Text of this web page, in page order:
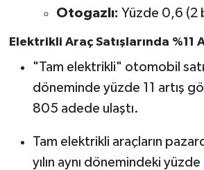
Otogazlı: Yüzde 0,6 (2
Elektrikli Araç Satışlarında %11
"Tam elektrikli" otomobil
döneminde yüzde 11 artış
805 adede ulaştı.
Tam elektrikli araçların
yılın aynı dönemindeki